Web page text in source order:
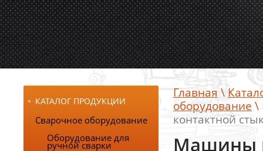
Главная \
оборудование \
контактной
Машины
КАТАЛОГ ПРОДУКЦИИ
Сварочное оборудование
Оборудование для
ручной сварки